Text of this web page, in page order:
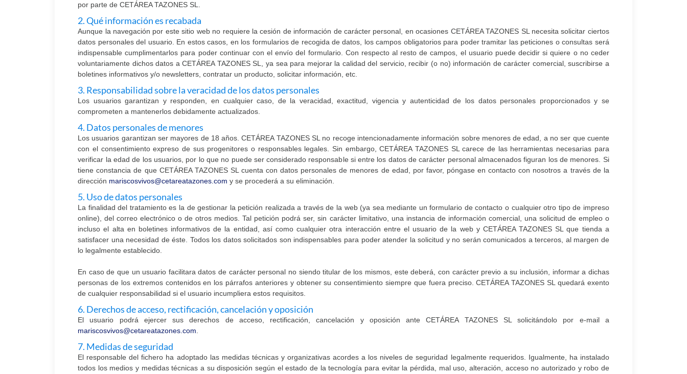
por parte de CETÁREA TAZONES SL.
2. Qué información es recabada
Aunque la navegación por este sitio web no requiere la cesión de información de carácter personal, en ocasiones CETÁREA TAZONES SL necesita solicitar ciertos
datos personales del usuario. En estos casos, en los formularios de recogida de datos, los campos obligatorios para poder tramitar las peticiones o consultas será
indispensable cumplimentarlos para poder continuar con el envío del formulario. Con respecto al resto de campos, el usuario puede decidir si quiere o no ceder
voluntariamente dichos datos a CETÁREA TAZONES SL, ya sea para mejorar la calidad del servicio, recibir (o no) información de carácter comercial, suscribirse a
boletines informativos y/o newsletters, contratar un producto, solicitar información, etc.
3. Responsabilidad sobre la veracidad de los datos personales
Los usuarios garantizan y responden, en cualquier caso, de la veracidad, exactitud, vigencia y autenticidad de los datos personales proporcionados y se
comprometen a mantenerlos debidamente actualizados.
4. Datos personales de menores
Los usuarios garantizan ser mayores de 18 años. CETÁREA TAZONES SL no recoge intencionadamente información sobre menores de edad, a no ser que cuente
con el consentimiento expreso de sus progenitores o responsables legales. Sin embargo, CETÁREA TAZONES SL carece de las herramientas necesarias para
verificar la edad de los usuarios, por lo que no puede ser considerado responsable si entre los datos de carácter personal almacenados figuran los de menores. Si
tiene constancia de que CETÁREA TAZONES SL cuenta con datos personales de menores de edad, por favor, póngase en contacto con nosotros a través de la
dirección mariscosvivos@cetareatazones.com y se procederá a su eliminación.
5. Uso de datos personales
La finalidad del tratamiento es la de gestionar la petición realizada a través de la web (ya sea mediante un formulario de contacto o cualquier otro tipo de impreso
online), del correo electrónico o de otros medios. Tal petición podrá ser, sin carácter limitativo, una instancia de información comercial, una solicitud de empleo o
incluso el alta en boletines informativos de la entidad, así como cualquier otra interacción entre el usuario de la web y CETÁREA TAZONES SL que tienda a
satisfacer una necesidad de éste. Todos los datos solicitados son indispensables para poder atender la solicitud y no serán comunicados a terceros, al margen de
lo legalmente establecido.
En caso de que un usuario facilitara datos de carácter personal no siendo titular de los mismos, este deberá, con carácter previo a su inclusión, informar a dichas
personas de los extremos contenidos en los párrafos anteriores y obtener su consentimiento siempre que fuera preciso. CETÁREA TAZONES SL quedará exento
de cualquier responsabilidad si el usuario incumpliera estos requisitos.
6. Derechos de acceso, rectificación, cancelación y oposición
El usuario podrá ejercer sus derechos de acceso, rectificación, cancelación y oposición ante CETÁREA TAZONES SL solicitándolo por e-mail a
mariscosvivos@cetareatazones.com.
7. Medidas de seguridad
El responsable del fichero ha adoptado las medidas técnicas y organizativas acordes a los niveles de seguridad legalmente requeridos. Igualmente, ha instalado
todos los medios y medidas técnicas a su disposición según el estado de la tecnología para evitar la pérdida, mal uso, alteración, acceso no autorizado y robo de